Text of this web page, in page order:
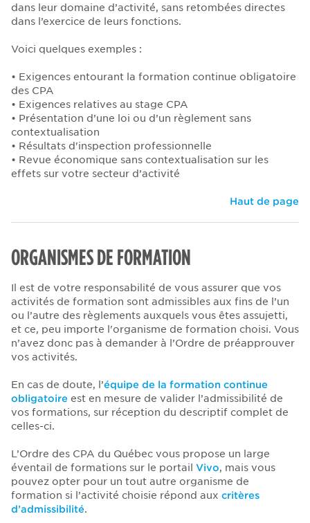
dans leur domaine d’activité, sans retombées directes
dans l’exercice de leurs fonctions.
Voici quelques exemples :
• Exigences entourant la formation continue obligatoire
des CPA
• Exigences relatives au stage CPA
• Présentation d’une loi ou d’un règlement sans
contextualisation
• Résultats d'inspection professionnelle
• Revue économique sans contextualisation sur les
effets sur votre secteur d’activité
Haut de page
ORGANISMES DE FORMATION
Il est de votre responsabilité de vous assurer que vos
activités de formation sont admissibles aux fins de l’un
ou l’autre des règlements auxquels vous êtes assujetti,
et ce, peu importe l'organisme de formation choisi. Vous
n’avez donc pas à demander à l’Ordre de préapprouver
vos activités.
En cas de doute, l’équipe de la formation continue
obligatoire est en mesure de valider l’admissibilité de
vos formations, sur réception du descriptif complet de
celles-ci.
L’Ordre des CPA du Québec vous propose un large
éventail de formations sur le portail Vivo, mais vous
pouvez opter pour un tout autre organisme de
formation si l’activité choisie répond aux critères
d’admissibilité.